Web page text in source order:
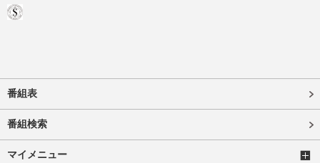
番組表
番組検索
マイメニュー